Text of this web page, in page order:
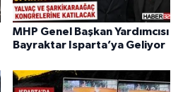
MHP Genel Başkan Yardımcısı
Bayraktar Isparta’ya Geliyor